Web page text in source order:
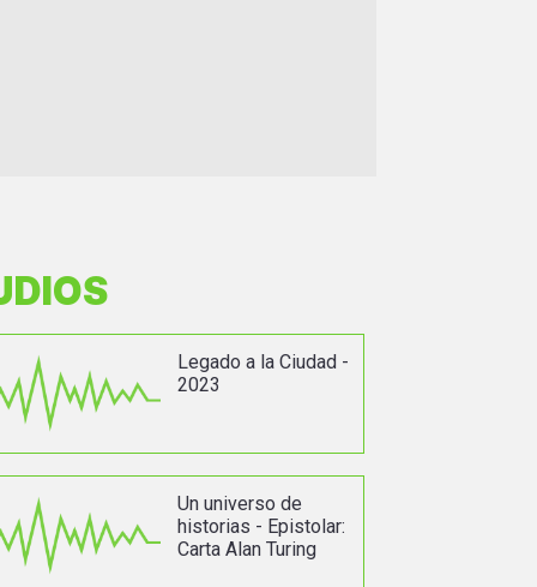
Legado a la Ciudad -
2023
Un universo de
historias - Epistolar:
Carta Alan Turing